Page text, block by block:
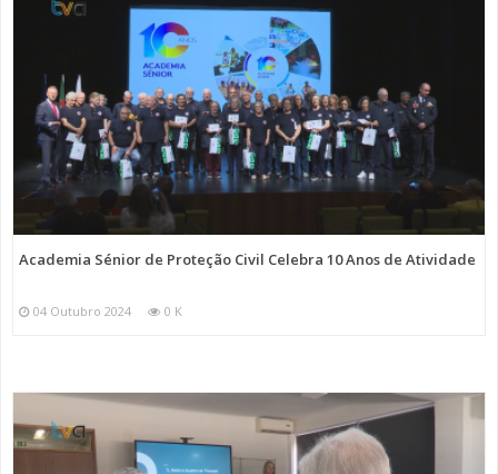
Academia Sénior de Proteção Civil Celebra 10 Anos de Atividade
04 Outubro 2024 0 K